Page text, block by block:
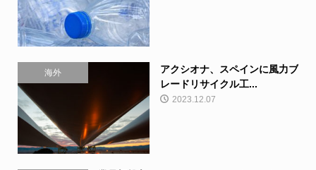
海外
アクシオナ、スペインに風力ブ
レードリサイクル工...
2023.12.07